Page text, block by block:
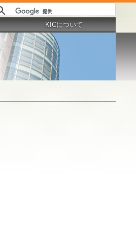
KICについて